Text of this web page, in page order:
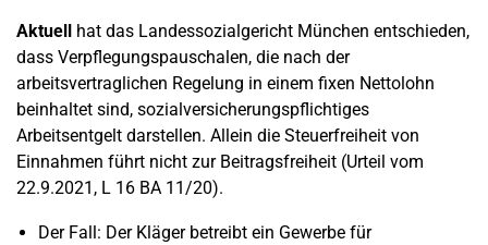
Aktuell hat das Landessozialgericht München entschieden,
dass Verpflegungspauschalen, die nach der
arbeitsvertraglichen Regelung in einem fixen Nettolohn
beinhaltet sind, sozialversicherungspflichtiges
Arbeitsentgelt darstellen. Allein die Steuerfreiheit von
Einnahmen führt nicht zur Beitragsfreiheit (Urteil vom
22.9.2021, L 16 BA 11/20).
Der Fall: Der Kläger betreibt ein Gewerbe für